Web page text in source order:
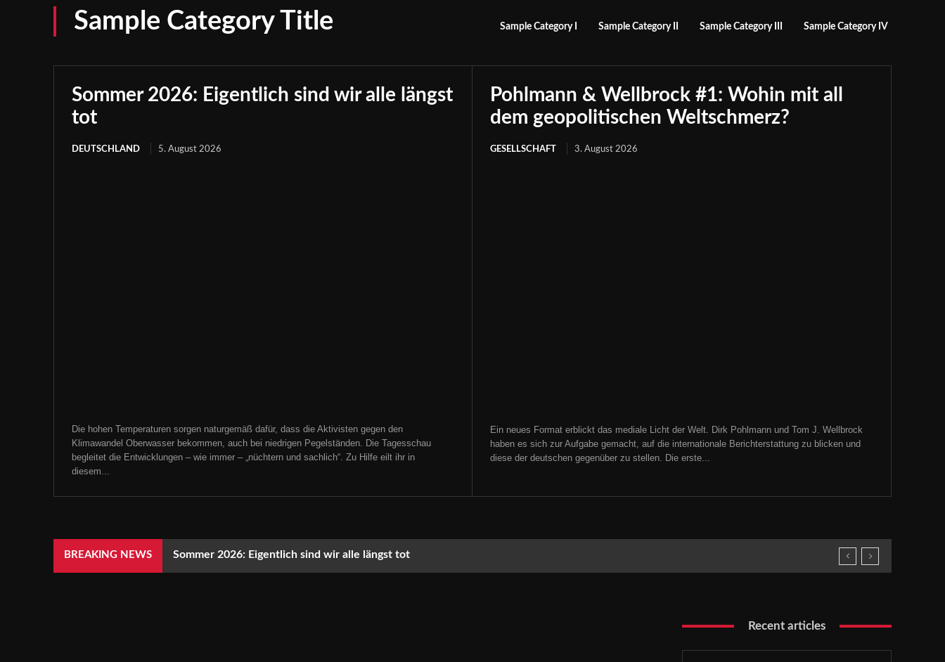
Sample Category Title Sample Category I Sample Category II Sample Category III Sample Category IV
Sommer 2026: Eigentlich sind wir alle längst
tot
DEUTSCHLAND 5. August 2026
Die hohen Temperaturen sorgen naturgemäß dafür, dass die Aktivisten gegen den
Klimawandel Oberwasser bekommen, auch bei niedrigen Pegelständen. Die Tagesschau
begleitet die Entwicklungen – wie immer – „nüchtern und sachlich“. Zu Hilfe eilt ihr in
diesem...
Pohlmann & Wellbrock #1: Wohin mit all
dem geopolitischen Weltschmerz?
GESELLSCHAFT 3. August 2026
Ein neues Format erblickt das mediale Licht der Welt. Dirk Pohlmann und Tom J. Wellbrock
haben es sich zur Aufgabe gemacht, auf die internationale Berichterstattung zu blicken und
diese der deutschen gegenüber zu stellen. Die erste...
BREAKING NEWS Sommer 2026: Eigentlich sind wir alle längst tot
Recent articles